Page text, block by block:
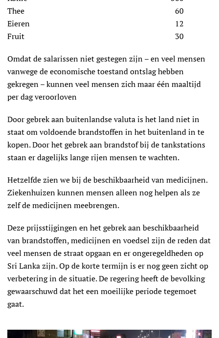
Thee
60
Eieren
12
Fruit
30
Omdat de salarissen niet gestegen zijn – en veel mensen
vanwege de economische toestand ontslag hebben
gekregen – kunnen veel mensen zich maar één maaltijd
per dag veroorloven
Door gebrek aan buitenlandse valuta is het land niet in
staat om voldoende brandstoffen in het buitenland in te
kopen. Door het gebrek aan brandstof bij de tankstations
staan er dagelijks lange rijen mensen te wachten.
Hetzelfde zien we bij de beschikbaarheid van medicijnen.
Ziekenhuizen kunnen mensen alleen nog helpen als ze
zelf de medicijnen meebrengen.
Deze prijsstijgingen en het gebrek aan beschikbaarheid
van brandstoffen, medicijnen en voedsel zijn de reden dat
veel mensen de straat opgaan en er ongeregeldheden op
Sri Lanka zijn. Op de korte termijn is er nog geen zicht op
verbetering in de situatie. De regering heeft de bevolking
gewaarschuwd dat het een moeilijke periode tegemoet
gaat.